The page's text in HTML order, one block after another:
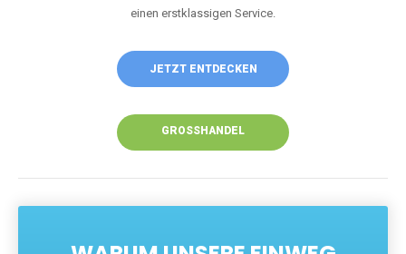
einen erstklassigen Service.
JETZT ENTDECKEN
GROSSHANDEL